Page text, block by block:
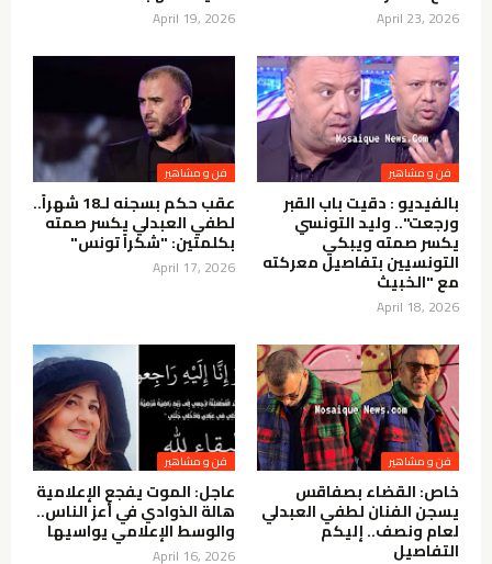
April 23, 2026
April 19, 2026
فن و مشاهير
بالفيديو : دقيت باب القبر
ورجعت".. وليد التونسي
يكسر صمته ويبكي
التونسيين بتفاصيل معركته
مع "الخبيث
April 18, 2026
فن و مشاهير
عقب حكم بسجنه لـ18 شهراً..
لطفي العبدلي يكسر صمته
بكلمتين: "شكراً تونس"
April 17, 2026
فن و مشاهير
خاص: القضاء بصفاقس
يسجن الفنان لطفي العبدلي
لعام ونصف.. إليكم
التفاصيل
فن و مشاهير
عاجل: الموت يفجع الإعلامية
هالة الذوادي في أعز الناس..
والوسط الإعلامي يواسيها
April 16, 2026